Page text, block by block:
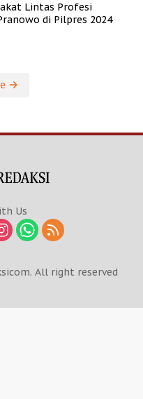
Lintas Profesi
di Pilpres 2024
Us
All right reserved